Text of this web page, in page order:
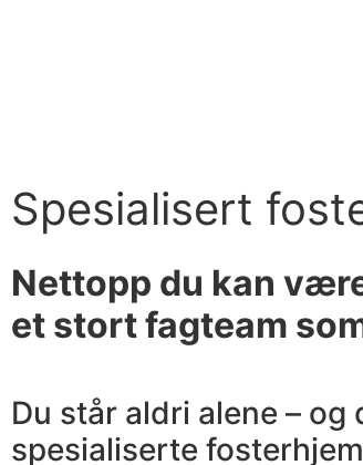
Spesialisert
Nettopp du kan
et stort fagteam
Du står aldri alene –
spesialiserte